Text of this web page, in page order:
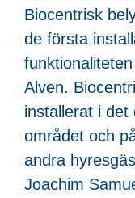
Biocentrisk
de första
Alven.
installerat i det
området och
andra
Joachim